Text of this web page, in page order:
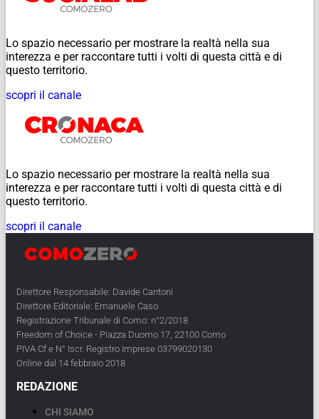
Lo spazio necessario per mostrare la realtà nella sua
interezza e per raccontare tutti i volti di questa città e di
questo territorio.
scopri il canale
Lo spazio necessario per mostrare la realtà nella sua
interezza e per raccontare tutti i volti di questa città e di
questo territorio.
scopri il canale
Direttore Responsabile: Davide Cantoni
Direttore Editoriale: Emanuele Caso
Registrazione Tribunale di Como: n°2/2018
Freedom of Choice - Piazza Duomo 17, 22100 Como
PIVA Cf e N° Iscr. Registro Imprese 03799020130
Online dal 14 febbraio 2018
REDAZIONE
CHI SIAMO